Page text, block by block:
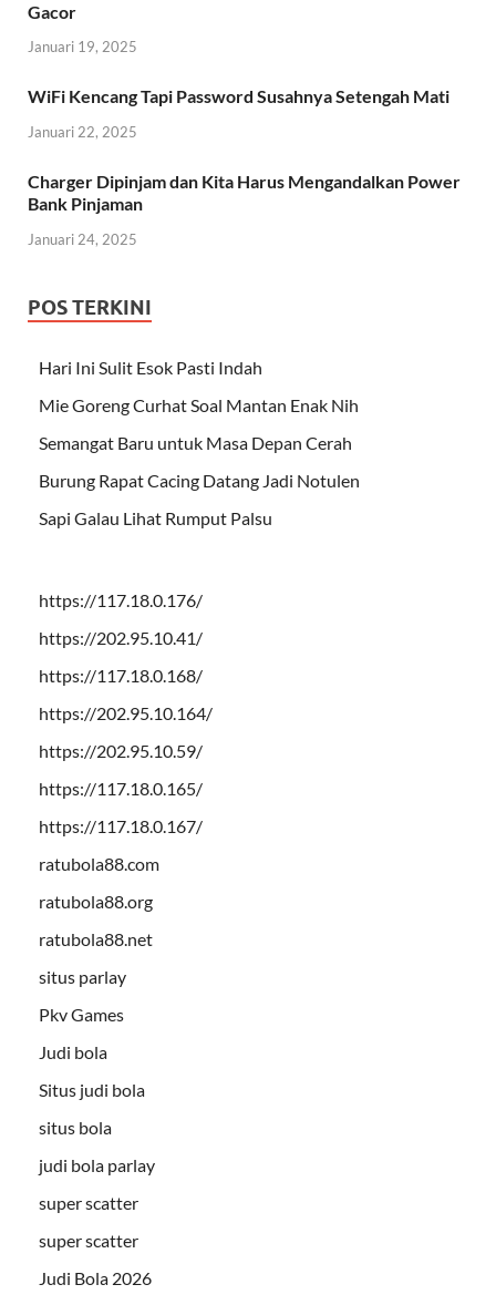
Gacor
Januari 19, 2025
WiFi Kencang Tapi Password Susahnya Setengah Mati
Januari 22, 2025
Charger Dipinjam dan Kita Harus Mengandalkan Power
Bank Pinjaman
Januari 24, 2025
POS TERKINI
Hari Ini Sulit Esok Pasti Indah
Mie Goreng Curhat Soal Mantan Enak Nih
Semangat Baru untuk Masa Depan Cerah
Burung Rapat Cacing Datang Jadi Notulen
Sapi Galau Lihat Rumput Palsu
https://117.18.0.176/
https://202.95.10.41/
https://117.18.0.168/
https://202.95.10.164/
https://202.95.10.59/
https://117.18.0.165/
https://117.18.0.167/
ratubola88.com
ratubola88.org
ratubola88.net
situs parlay
Pkv Games
Judi bola
Situs judi bola
situs bola
judi bola parlay
super scatter
super scatter
Judi Bola 2026